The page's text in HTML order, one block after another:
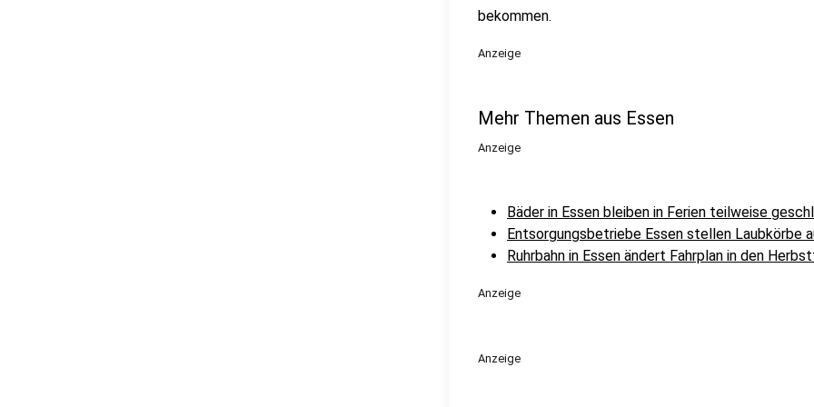
bekommen.
Anzeige
Mehr Themen aus Essen
Anzeige
Bäder in Essen bleiben in Ferien teilweise
Entsorgungsbetriebe Essen stellen Laubkörbe
Ruhrbahn in Essen ändert Fahrplan in den
Anzeige
Anzeige